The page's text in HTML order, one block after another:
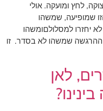
לחץ ומועקה. אולי
שמופיעה, שמשהו
יחזרו למסלולםומשהו
ההרגשה שמשהו לא בסדר. זו
לאן